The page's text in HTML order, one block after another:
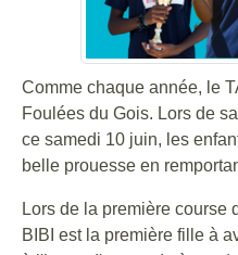
Comme chaque année, le
Foulées du Gois. Lors de
ce samedi 10 juin, les
belle prouesse en
Lors de la première course
BIBI est la première fille à